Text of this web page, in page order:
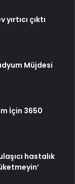
çıktı
Müjdesi
İçin 3650
hastalık